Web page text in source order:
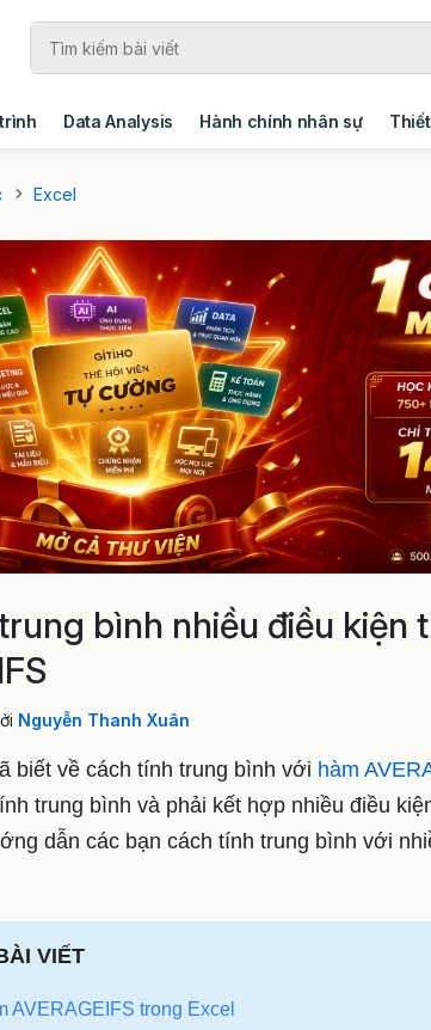
Data Analysis Hành chính nhân sự
Excel
bình nhiều điều kiện
Nguyễn Thanh Xuân
biết về cách tính trung bình với hàm
trung bình và phải kết hợp nhiều điều
dẫn các bạn cách tính trung bình với
VIẾT
AVERAGEIFS trong Excel